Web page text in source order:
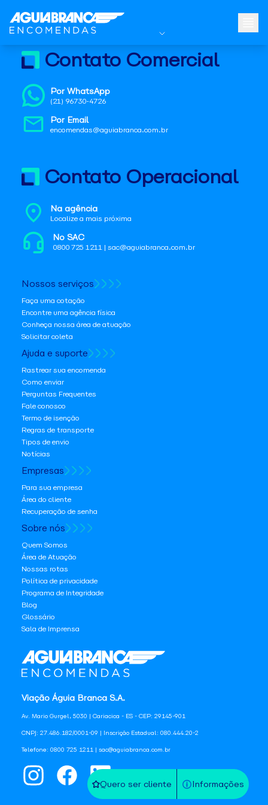
Quero ser cliente Informações
Viação Águia Branca S.A.
Av. Mario Gurgel, 5030 | Cariacica - ES - CEP: 29145-901
CNPJ: 27.486.182/0001-09 | Inscrição Estadual: 080.444.20-2
Telefone: 0800 725 1211 | sac@aguiabranca.com.br
Contato Comercial
Por WhatsApp
(21) 96730-4726
Por Email
encomendas@aguiabranca.com.br
Contato Operacional
Na agência
Localize a mais próxima
No SAC
0800 725 1211 | sac@aguiabranca.com.br
Nossos serviços
Faça uma cotação
Encontre uma agência física
Conheça nossa área de atuação
Solicitar coleta
Ajuda e suporte
Rastrear sua encomenda
Como enviar
Perguntas Frequentes
Fale conosco
Termo de isenção
Regras de transporte
Tipos de envio
Notícias
Empresas
Para sua empresa
Área do cliente
Recuperação de senha
Sobre nós
Quem Somos
Área de Atuação
Nossas rotas
Política de privacidade
Programa de Integridade
Blog
Glossário
Sala de Imprensa